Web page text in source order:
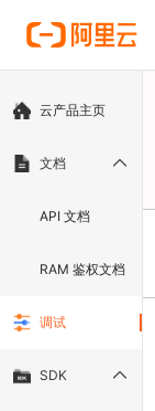
云产品主页
文档
API 文档
RAM 鉴权文档
调试
SDK